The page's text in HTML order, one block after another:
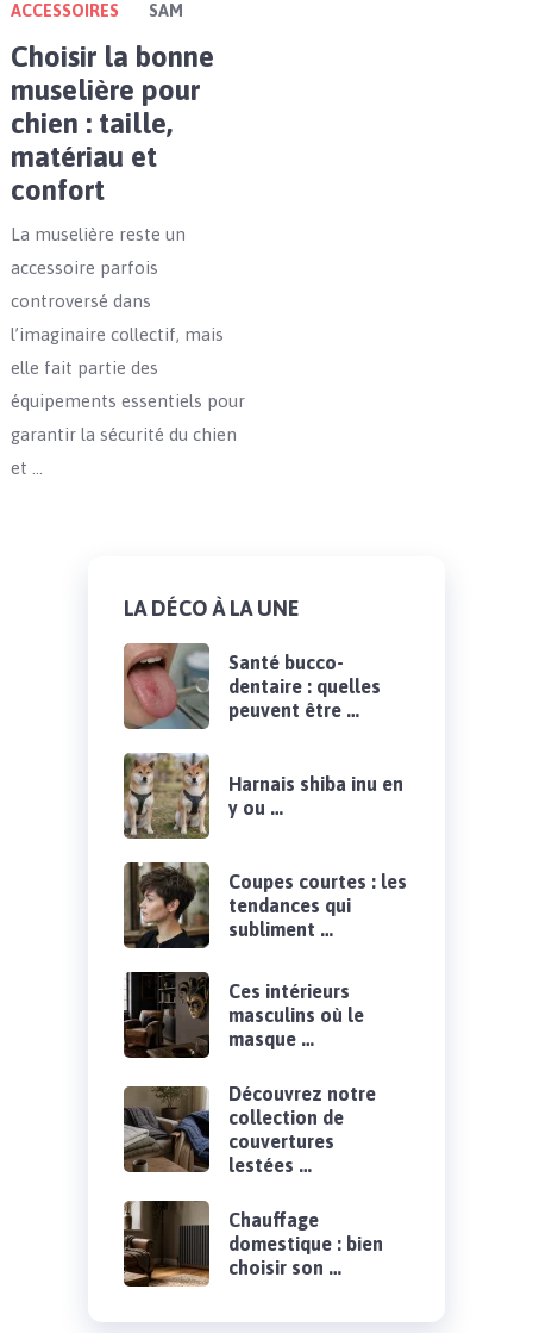
ACCESSOIRES SAM
Choisir la bonne
muselière pour
chien : taille,
matériau et
confort
La muselière reste un
accessoire parfois
controversé dans
l’imaginaire collectif, mais
elle fait partie des
équipements essentiels pour
garantir la sécurité du chien
et …
LA DÉCO À LA UNE
Santé bucco-
dentaire : quelles
peuvent être …
Harnais shiba inu en
y ou …
Coupes courtes : les
tendances qui
subliment …
Ces intérieurs
masculins où le
masque …
Découvrez notre
collection de
couvertures
lestées …
Chauffage
domestique : bien
choisir son …